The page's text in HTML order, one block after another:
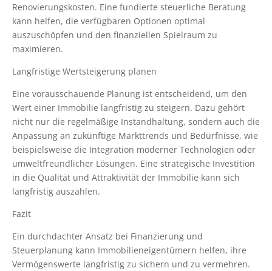
Renovierungskosten. Eine fundierte steuerliche Beratung
kann helfen, die verfügbaren Optionen optimal
auszuschöpfen und den finanziellen Spielraum zu
maximieren.
Langfristige Wertsteigerung planen
Eine vorausschauende Planung ist entscheidend, um den
Wert einer Immobilie langfristig zu steigern. Dazu gehört
nicht nur die regelmäßige Instandhaltung, sondern auch die
Anpassung an zukünftige Markttrends und Bedürfnisse, wie
beispielsweise die Integration moderner Technologien oder
umweltfreundlicher Lösungen. Eine strategische Investition
in die Qualität und Attraktivität der Immobilie kann sich
langfristig auszahlen.
Fazit
Ein durchdachter Ansatz bei Finanzierung und
Steuerplanung kann Immobilieneigentümern helfen, ihre
Vermögenswerte langfristig zu sichern und zu vermehren.